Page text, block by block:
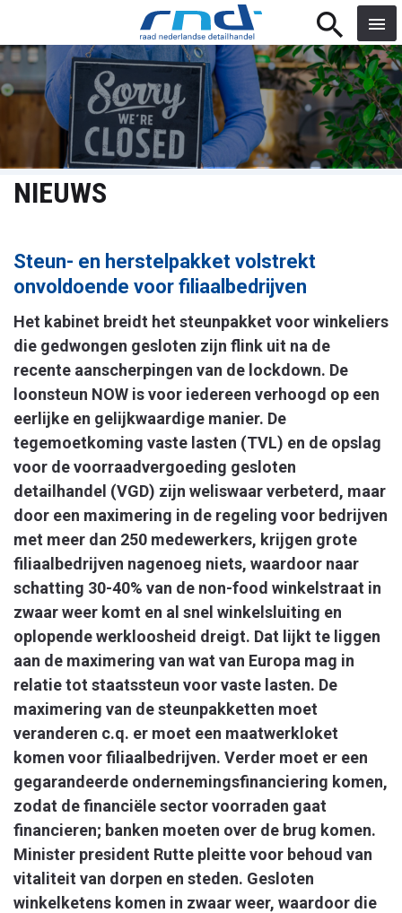
menu
search
NIEUWS
Steun- en herstelpakket volstrekt
onvoldoende voor filiaalbedrijven
Het kabinet breidt het steunpakket voor winkeliers
die gedwongen gesloten zijn flink uit na de
recente aanscherpingen van de lockdown. De
loonsteun NOW is voor iedereen verhoogd op een
eerlijke en gelijkwaardige manier. De
tegemoetkoming vaste lasten (TVL) en de opslag
voor de voorraadvergoeding gesloten
detailhandel (VGD) zijn weliswaar verbeterd, maar
door een maximering in de regeling voor bedrijven
met meer dan 250 medewerkers, krijgen grote
filiaalbedrijven nagenoeg niets, waardoor naar
schatting 30-40% van de non-food winkelstraat in
zwaar weer komt en al snel winkelsluiting en
oplopende werkloosheid dreigt. Dat lijkt te liggen
aan de maximering van wat van Europa mag in
relatie tot staatssteun voor vaste lasten. De
maximering van de steunpakketten moet
veranderen c.q. er moet een maatwerkloket
komen voor filiaalbedrijven. Verder moet er een
gegarandeerde ondernemingsfinanciering komen,
zodat de financiële sector voorraden gaat
financieren; banken moeten over de brug komen.
Minister president Rutte pleitte voor behoud van
vitaliteit van dorpen en steden. Gesloten
winkelketens komen in zwaar weer, waardoor die